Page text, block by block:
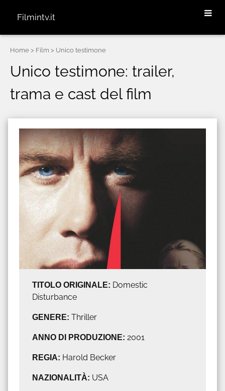
Filmintv.it
Home > Film > Unico testimone
Unico testimone: trailer,
trama e cast del film
TITOLO ORIGINALE: Domestic
Disturbance
GENERE: Thriller
ANNO DI PRODUZIONE: 2001
REGIA: Harold Becker
NAZIONALITÀ: USA